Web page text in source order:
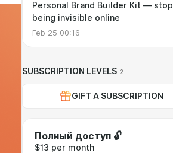
Personal Brand Builder Kit — stop
being invisible online
Feb 25 00:16
SUBSCRIPTION LEVELS 2
GIFT A SUBSCRIPTION
Полный доступ 🔓
$13 per month